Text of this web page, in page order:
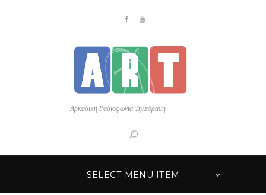
Αρκαδική Ραδιοφωνία Τηλεόραση
SELECT MENU ITEM